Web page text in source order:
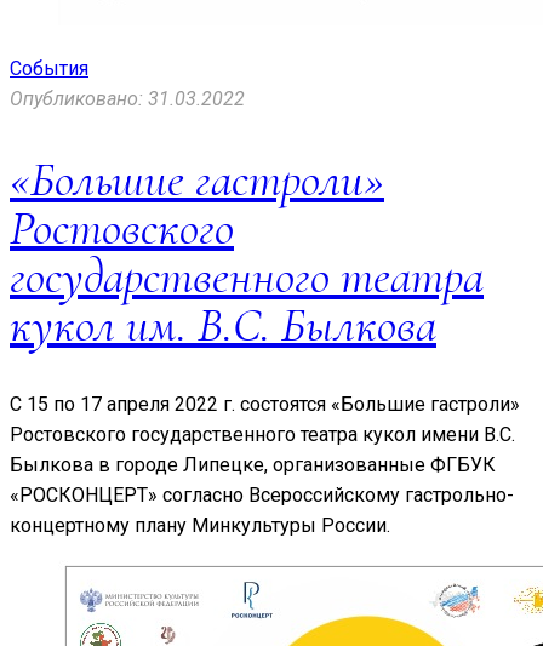
События
Опубликовано: 31.03.2022
«Большие гастроли»
Ростовского
государственного театра
кукол им. В.С. Былкова
С 15 по 17 апреля 2022 г. состоятся «Большие гастроли»
Ростовского государственного театра кукол имени В.С.
Былкова в городе Липецке, организованные ФГБУК
«РОСКОНЦЕРТ» согласно Всероссийскому гастрольно-
концертному плану Минкультуры России.